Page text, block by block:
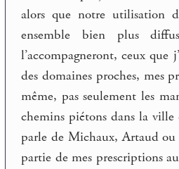
alors que notre utilisation
ensemble bien plus
l’accompagneront, ceux
des domaines proches, mes
même, pas seulement les
chemins piétons dans la
parle de Michaux, Artaud
partie de mes prescriptions